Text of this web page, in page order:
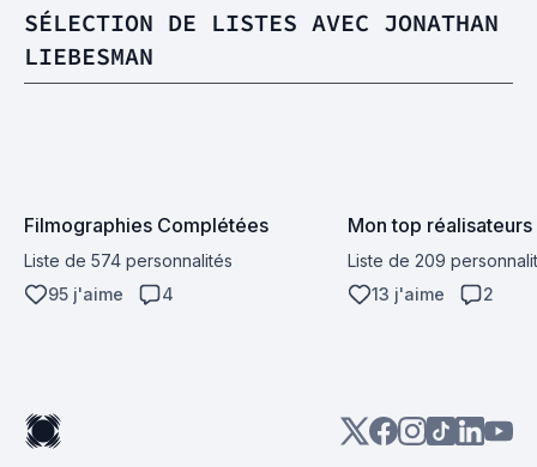
SÉLECTION DE LISTES AVEC JONATHAN
LIEBESMAN
Filmographies Complétées
Liste de 574 personnalités
95 j'aime
4
Mon top réalisateurs
Liste de 209
13 j'aime
2